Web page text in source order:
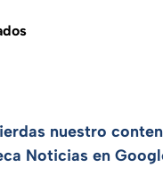
nuestro
Noticias en